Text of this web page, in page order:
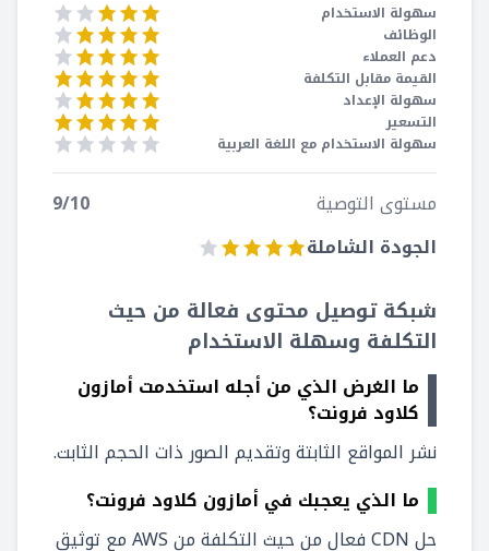
سهولة الاستخدام
الوظائف
دعم العملاء
القيمة مقابل التكلفة
سهولة الإعداد
التسعير
سهولة الاستخدام مع اللغة العربية
مستوى التوصية 9/10
الجودة الشاملة
شبكة توصيل محتوى فعالة من حيث
التكلفة وسهلة الاستخدام
ما الغرض الذي من أجله استخدمت أمازون
كلاود فرونت؟
نشر المواقع الثابتة وتقديم الصور ذات الحجم الثابت.
ما الذي يعجبك في أمازون كلاود فرونت؟
حل CDN فعال من حيث التكلفة من AWS مع توثيق